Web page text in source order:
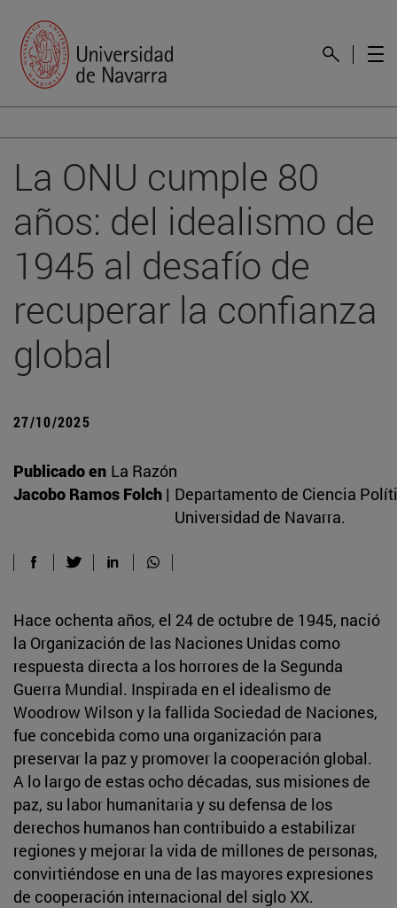
La ONU cumple 80
años: del idealismo de
1945 al desafío de
recuperar la confianza
global
27/10/2025
Publicado en La Razón
Jacobo Ramos Folch | Departamento de Ciencia
Universidad de Navarra.
Hace ochenta años, el 24 de octubre de 1945, nació
la Organización de las Naciones Unidas como
respuesta directa a los horrores de la Segunda
Guerra Mundial. Inspirada en el idealismo de
Woodrow Wilson y la fallida Sociedad de Naciones,
fue concebida como una organización para
preservar la paz y promover la cooperación global.
A lo largo de estas ocho décadas, sus misiones de
paz, su labor humanitaria y su defensa de los
derechos humanos han contribuido a estabilizar
regiones y mejorar la vida de millones de personas,
convirtiéndose en una de las mayores expresiones
de cooperación internacional del siglo XX.